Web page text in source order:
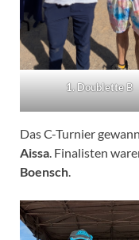
1. DoubletteB
Das C-Turnier
Aissa. Finalisten
Boensch.